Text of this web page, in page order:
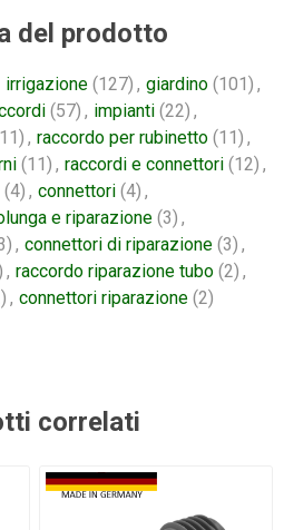
del prodotto
irrigazione (127) , giardino (101) ,
(57) , impianti (22) ,
, raccordo per rubinetto (11) ,
(11) , raccordi e connettori (12) ,
(4) , connettori (4) ,
e riparazione (3) ,
, connettori di riparazione (3) ,
, raccordo riparazione tubo (2) ,
, connettori riparazione (2)
correlati